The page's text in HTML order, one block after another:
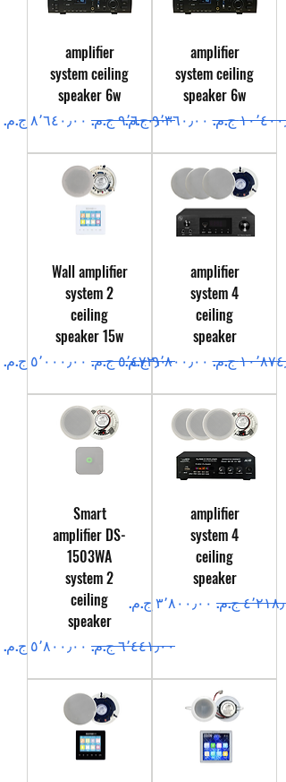
amplifier
system ceiling
speaker 6w
عادي
سعر البيع
amplifier
system ceiling
speaker 6w
سعر عادي
سعر البيع
amplifier
system 4
ceiling
speaker
عادي
سعر البيع
Wall amplifier
system 2
ceiling
speaker 15w
سعر عادي
سعر البيع
amplifier
system 4
ceiling
speaker
عادي
سعر البيع
Smart
amplifier DS-
1503WA
system 2
ceiling
speaker
سعر عادي
سعر البيع